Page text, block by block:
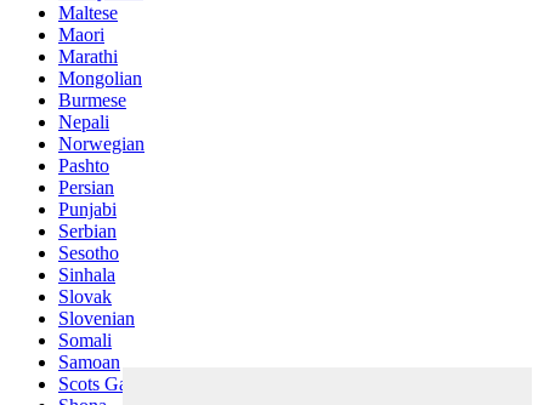
Maltese
Maori
Marathi
Mongolian
Burmese
Nepali
Norwegian
Pashto
Persian
Punjabi
Serbian
Sesotho
Sinhala
Slovak
Slovenian
Somali
Samoan
Scots Gaelic